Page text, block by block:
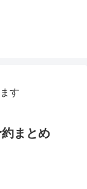
す
まとめ